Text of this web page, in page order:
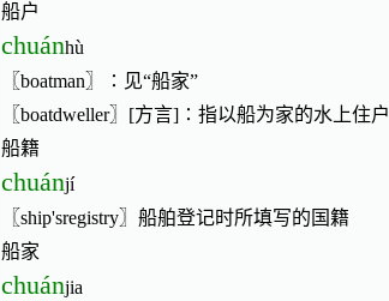
船户
chuánhù
〖boatman〗∶见“船家”
〖boatdweller〗[方言]∶指以船为家的水上住户
船籍
chuánjí
〖ship'sregistry〗船舶登记时所填写的国籍
船家
chuánjia